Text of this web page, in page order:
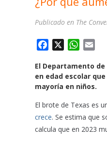
Publicado en The
c
e
b
o
o
k
W
a
t
s
A
p
p
a
i
l
El Departamento de
en edad escolar
mayoría en niños.
El brote de Texas es
crece. Se estima que
calcula que en 2023